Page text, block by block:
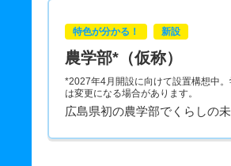
特色が分かる！ 新設
農学部*（仮称）
*2027年4月開設に向けて設置構想中
は変更になる場合があります。
広島県初の農学部でくらしの